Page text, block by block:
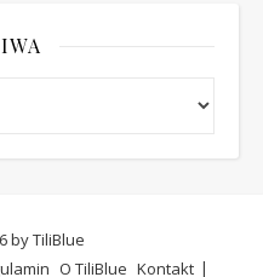
by TiliBlue
O TiliBlue Kontakt